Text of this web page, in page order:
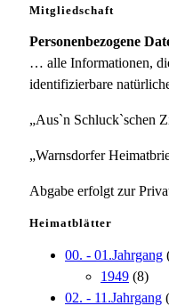
Mitgliedschaft
Personenbezogene
… alle Informationen,
identifizierbare
„Aus`n Schluck`schen
„Warnsdorfer
Abgabe erfolgt zur
Heimatblätter
00. - 01.Jahrgang
1949 (8)
02. - 11.Jahrgang